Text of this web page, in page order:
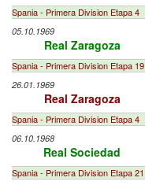
Spania - Primera Division Etapa 4
05.10.1969
Real Zaragoza
Spania - Primera Division Etapa 19
26.01.1969
Real Zaragoza
Spania - Primera Division Etapa 4
06.10.1968
Real Sociedad
Spania - Primera Division Etapa 21